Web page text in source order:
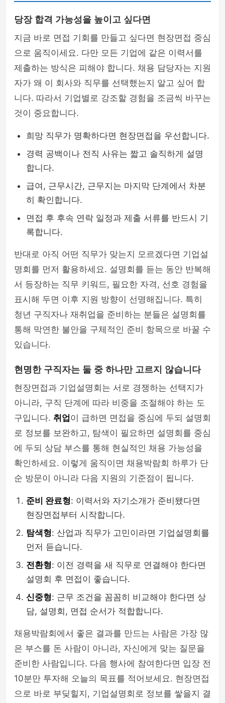
당장 합격 가능성을 높이고 싶다면
지금 바로 면접 기회를 만들고 싶다면 현장면접 중심
으로 움직이세요. 다만 모든 기업에 같은 이력서를
제출하는 방식은 피해야 합니다. 채용 담당자는 지원
자가 왜 이 회사와 직무를 선택했는지 알고 싶어 합
니다. 따라서 기업별로 강조할 경험을 조금씩 바꾸는
것이 중요합니다.
희망 직무가 명확하다면 현장면접을 우선합니다.
경력 공백이나 전직 사유는 짧고 솔직하게 설명
합니다.
급여, 근무시간, 근무지는 마지막 단계에서 차분
히 확인합니다.
면접 후 후속 연락 일정과 제출 서류를 반드시 기
록합니다.
반대로 아직 어떤 직무가 맞는지 모르겠다면 기업설
명회를 먼저 활용하세요. 설명회를 듣는 동안 반복해
서 등장하는 직무 키워드, 필요한 자격, 선호 경험을
표시해 두면 이후 지원 방향이 선명해집니다. 특히
청년 구직자나 재취업을 준비하는 분들은 설명회를
통해 막연한 불안을 구체적인 준비 항목으로 바꿀 수
있습니다.
현명한 구직자는 둘 중 하나만 고르지 않습니다
현장면접과 기업설명회는 서로 경쟁하는 선택지가
아니라, 구직 단계에 따라 비중을 조절해야 하는 도
구입니다. 취업 이 급하면 면접을 중심에 두되 설명회
로 정보를 보완하고, 탐색이 필요하면 설명회를 중심
에 두되 상담 부스를 통해 현실적인 채용 가능성을
확인하세요. 이렇게 움직이면 채용박람회 하루가 단
순 방문이 아니라 다음 지원의 기준점이 됩니다.
준비 완료형: 이력서와 자기소개가 준비됐다면
현장면접부터 시작합니다.
탐색형: 산업과 직무가 고민이라면 기업설명회를
먼저 듣습니다.
전환형: 이전 경력을 새 직무로 연결해야 한다면
설명회 후 면접이 좋습니다.
신중형: 근무 조건을 꼼꼼히 비교해야 한다면 상
담, 설명회, 면접 순서가 적합합니다.
채용박람회에서 좋은 결과를 만드는 사람은 가장 많
은 부스를 돈 사람이 아니라, 자신에게 맞는 질문을
준비한 사람입니다. 다음 행사에 참여한다면 입장 전
10분만 투자해 오늘의 목표를 적어보세요. 현장면접
으로 바로 부딪힐지, 기업설명회로 정보를 쌓을지 결